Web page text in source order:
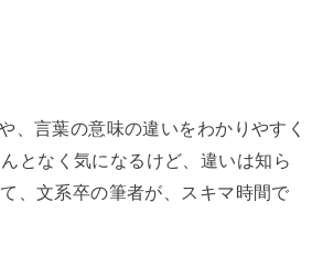
、言葉の意味の違いをわかりやすく
となく気になるけど、違いは知ら
、文系卒の筆者が、スキマ時間で